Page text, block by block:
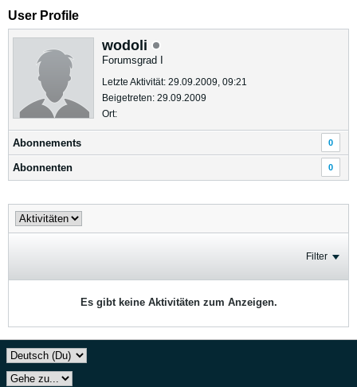
User Profile
wodoli
Forumsgrad I
Letzte Aktivität: 29.09.2009, 09:21
Beigetreten: 29.09.2009
Ort:
Abonnements 0
Abonnenten 0
Filter
Es gibt keine Aktivitäten zum Anzeigen.